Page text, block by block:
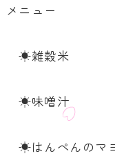
メニュー
☀雑穀米
☀味噌汁
☀はんぺんのマ